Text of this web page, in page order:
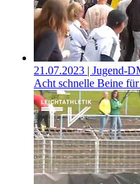
21.07.2023 | Jugend-
Acht schnelle Beine